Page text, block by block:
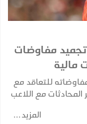
مفاوضات
مالية
للتعاقد مع
مع اللاعب
المدير الرياضي
المزيد